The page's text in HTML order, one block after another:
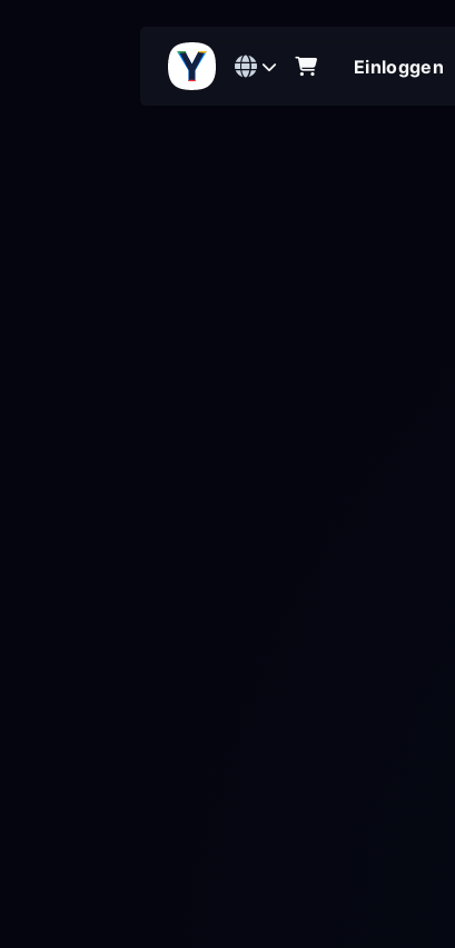
Einloggen